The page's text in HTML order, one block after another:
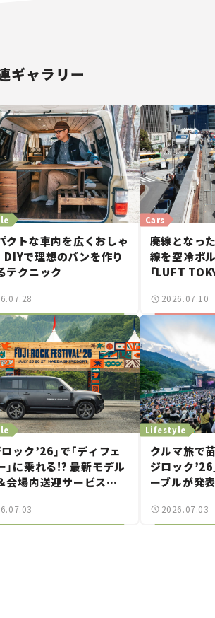
ギャラリー
クトな車内を広くおしゃ
DIYで理想のバンを作り
テクニック
Cars
廃線となっ
線を空冷ポ
「LUFT
ンの週末カ
#2
2026.07.10
ロック’26」で「ディフェ
」に乗れる!? 最新モデル
会場内送迎サービス
を楽しもう。
Lifestyle
クルマ旅で
ジロック
ーブルが発
ィストをチ
2026.07.03